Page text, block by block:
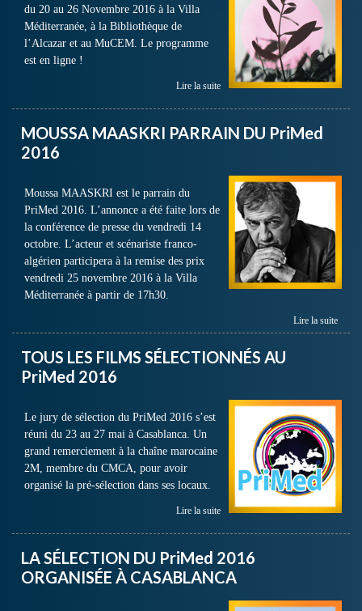
du 20 au 26 Novembre 2016 à la Villa
Méditerranée, à la Bibliothèque de
l’Alcazar et au MuCEM. Le programme
est en ligne !
Lire la suite
MOUSSA MAASKRI PARRAIN DU PriMed
2016
Moussa MAASKRI est le parrain du
PriMed 2016. L’annonce a été faite lors de
la conférence de presse du vendredi 14
octobre. L’acteur et scénariste franco-
algérien participera à la remise des prix
vendredi 25 novembre 2016 à la Villa
Méditerranée à partir de 17h30.
Lire la suite
TOUS LES FILMS SÉLECTIONNÉS AU
PriMed 2016
Le jury de sélection du PriMed 2016 s’est
réuni du 23 au 27 mai à Casablanca. Un
grand remerciement à la chaîne marocaine
2M, membre du CMCA, pour avoir
organisé la pré-sélection dans ses locaux.
Lire la suite
LA SÉLECTION DU PriMed 2016
ORGANISÉE À CASABLANCA